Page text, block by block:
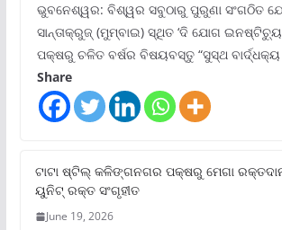
ଭୁବନେଶ୍ୱର: ବିଶ୍ୱର ସବୁଠାରୁ ପୁରୁଣା ସଂଗଠିତ
ସାନ୍ତାକ୍ରୁଜ୍ (ମୁମ୍ବାଇ) ସ୍ଥିତ ‘ଦି ଯୋଗ
ପକ୍ଷରୁ ଚଳିତ ବର୍ଷର ବିଷୟବସ୍ତୁ “ସୁସ୍ଥ ବାର୍ଦ୍ଧକ୍ୟ
Share
ଟାଟା ଷ୍ଟିଲ୍‌ କଳିଙ୍ଗନଗର ପକ୍ଷରୁ ମେଗା
ୟୁନିଟ୍‌ ରକ୍ତ ସଂଗୃହୀତ
June 19, 2026